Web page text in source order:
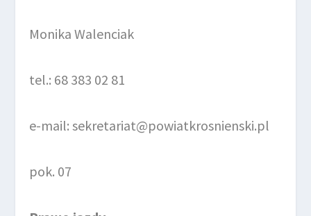
Monika Walenciak
tel.: 68 383 02 81
e-mail: sekretariat@powiatkrosnienski.pl
pok. 07